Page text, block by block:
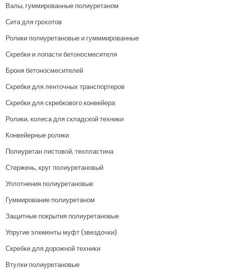
Валы, гуммированные полиуретаном
Сита для грохотов
Ролики полиуретановые и гумммированные
Скребки и лопасти бетоносмесителя
Броня бетоносмесителей
Скребки для ленточных транспортеров
Скребки для скребкового конвейера
Ролики, колеса для складской техники
Конвейерные ролики
Полиуретан листовой, техпластина
Стержень, круг полиуретановый
Уплотнения полиуретановые
Гуммирование полиуретаном
Защитные покрытия полиуретановые
Упругие элементы муфт (звездочки)
Скребки для дорожной техники
Втулки полиуретановые